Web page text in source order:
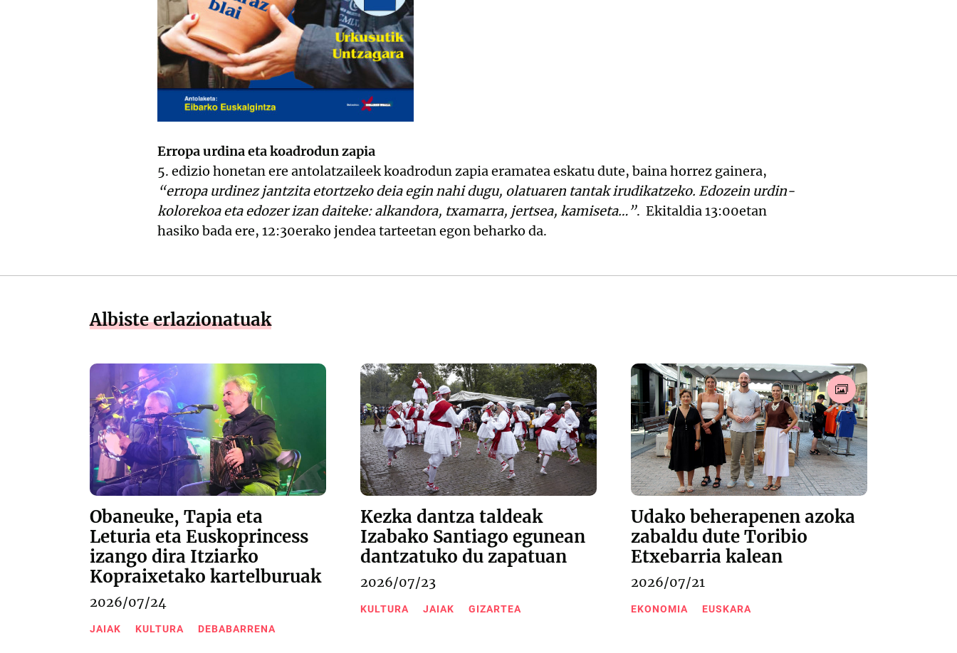
Erropa urdina eta koadrodun zapia
5. edizio honetan ere antolatzaileek koadrodun zapia eramatea eskatu dute, baina horrez gainera,
“erropa urdinez jantzita etortzeko deia egin nahi dugu, olatuaren tantak irudikatzeko. Edozein urdin-
kolorekoa eta edozer izan daiteke: alkandora, txamarra, jertsea, kamiseta…”. Ekitaldia 13:00etan
hasiko bada ere, 12:30erako jendea tarteetan egon beharko da.
Albiste erlazionatuak
Obaneuke, Tapia eta
Leturia eta Euskoprincess
izango dira Itziarko
Kopraixetako kartelburuak
2026/07/24
JAIAK KULTURA DEBABARRENA
Kezka dantza taldeak
Izabako Santiago egunean
dantzatuko du zapatuan
2026/07/23
KULTURA JAIAK GIZARTEA
Udako beherapenen azoka
zabaldu dute Toribio
Etxebarria kalean
2026/07/21
EKONOMIA EUSKARA